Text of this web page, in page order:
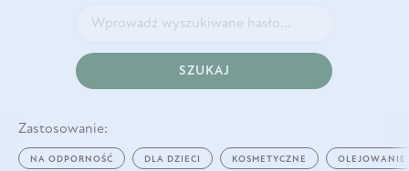
SZUKAJ
Zastosowanie:
NA ODPORNOŚĆ DLA DZIECI KOSMETYCZNE OLEJOWANIE